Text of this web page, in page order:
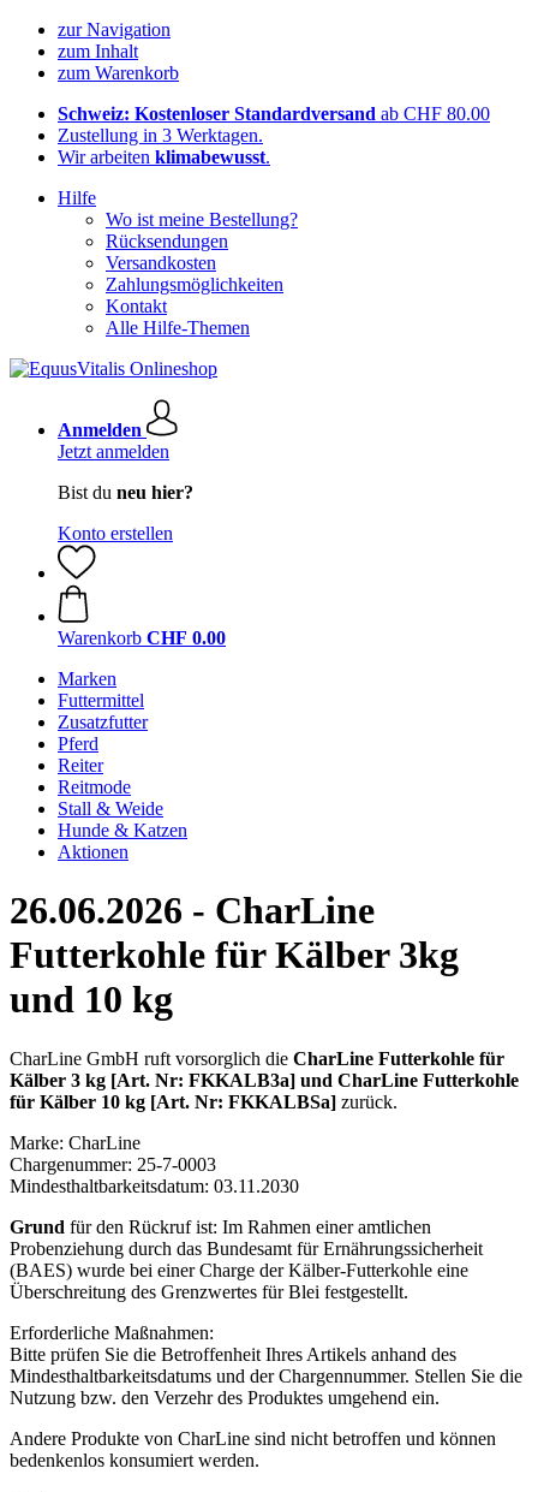
zur Navigation
zum Inhalt
zum Warenkorb
Schweiz: Kostenloser Standardversand ab CHF 80.00
Zustellung in 3 Werktagen.
Wir arbeiten klimabewusst.
Hilfe
Wo ist meine Bestellung?
Rücksendungen
Versandkosten
Zahlungsmöglichkeiten
Kontakt
Alle Hilfe-Themen
Anmelden
Jetzt anmelden
Bist du neu hier?
Konto erstellen
Warenkorb CHF 0.00
Marken
Futtermittel
Zusatzfutter
Pferd
Reiter
Reitmode
Stall & Weide
Hunde & Katzen
Aktionen
26.06.2026 - CharLine
Futterkohle für Kälber 3kg
und 10 kg
CharLine GmbH ruft vorsorglich die CharLine Futterkohle für
Kälber 3 kg [Art. Nr: FKKALB3a] und CharLine Futterkohle
für Kälber 10 kg [Art. Nr: FKKALBSa] zurück.
Marke: CharLine
Chargenummer: 25-7-0003
Mindesthaltbarkeitsdatum: 03.11.2030
Grund für den Rückruf ist: Im Rahmen einer amtlichen
Probenziehung durch das Bundesamt für Ernährungssicherheit
(BAES) wurde bei einer Charge der Kälber-Futterkohle eine
Überschreitung des Grenzwertes für Blei festgestellt.
Erforderliche Maßnahmen:
Bitte prüfen Sie die Betroffenheit Ihres Artikels anhand des
Mindesthaltbarkeitsdatums und der Chargennummer. Stellen Sie die
Nutzung bzw. den Verzehr des Produktes umgehend ein.
Andere Produkte von CharLine sind nicht betroffen und können
bedenkenlos konsumiert werden.